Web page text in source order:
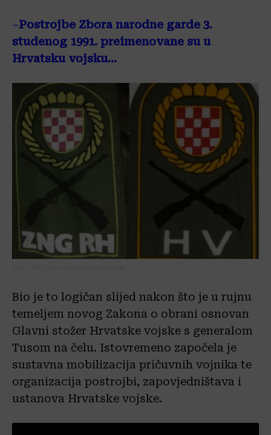
–Postrojbe Zbora narodne garde 3.
studenog 1991. preimenovane su u
Hrvatsku vojsku…
Bio je to logičan slijed nakon što je u rujnu
temeljem novog Zakona o obrani osnovan
Glavni stožer Hrvatske vojske s generalom
Tusom na čelu. Istovremeno započela je
sustavna mobilizacija pričuvnih vojnika te
organizacija postrojbi, zapovjedništava i
ustanova Hrvatske vojske.